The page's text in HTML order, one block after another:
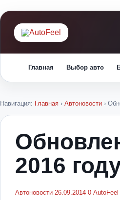
Главная Выбор авто
Навигация: Главная › Автоновости ›
2016
Автоновости 26.09.2014 0 AutoFeel